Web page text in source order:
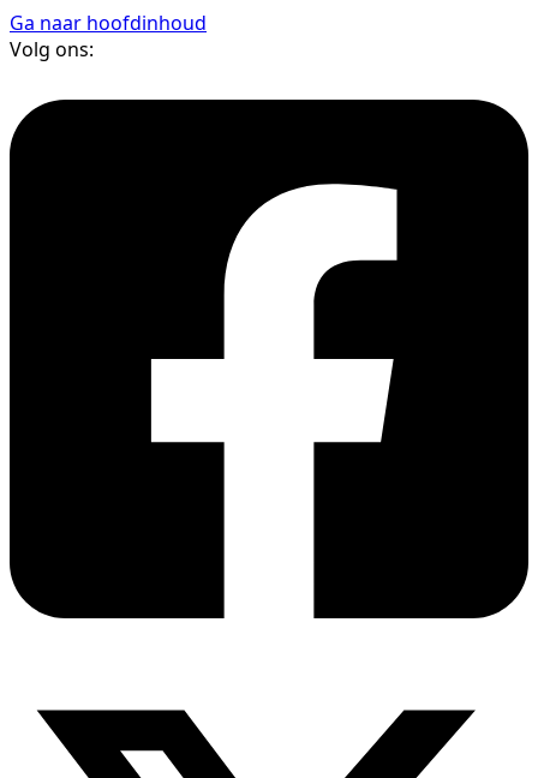
Ga naar hoofdinhoud
Volg ons: